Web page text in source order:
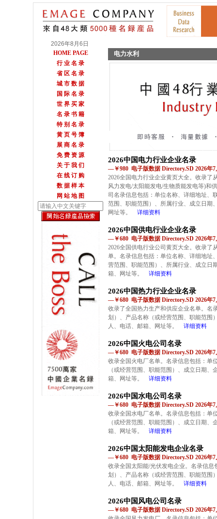
2026年8月6日
HOME PAGE
行 业 名 录
省 区 名 录
城 市 数 据
国 际 名 录
世 界 买 家
名 录 书 籍
特 别 名 录
黄 页 号 簿
展 商 名 录
免 费 资 源
关 于 我 们
在 线 订 购
数 据 样 本
网 站 地 图
电力水利
2026中国电力行业企业名录
—￥980 电子版数据 Directory.SD 2026年7
2026全国电力行业企业黄页大全。收录了
风力发电/太阳能发电/生物质能发电等)和
司名录信息包括：单位名称、详细地址、
范围、职能范围）、所属行业、成立日期
网址等。
详细资料
2026中国供电行业企业名录
—￥680 电子版数据 Directory.SD 2026年7
2026全国供电行业公司黄页大全。收录了
单。名录信息包括：单位名称、详细地址
营范围、职能范围）、所属行业、成立日
箱、网址等。
详细资料
2026中国热力行业企业名录
—￥680 电子版数据 Directory.SD 2026年7
收录了全国热力生产和供应企业名单。名
划）、产品名称（或经营范围、职能范围
人、电话、邮箱、网址等。
详细资料
2026中国火电公司名录
—￥680 电子版数据 Directory.SD 2026年7
收录全国火电厂名单。名录信息包括：单
（或经营范围、职能范围）、成立日期
箱、网址等。
详细资料
2026中国水电公司名录
—￥680 电子版数据 Directory.SD 2026年7
收录全国水电厂名单。名录信息包括：单
（或经营范围、职能范围）、成立日期
箱、网址等。
详细资料
2026中国太阳能发电企业名录
—￥680 电子版数据 Directory.SD 2026年7
收录全国太阳能/光伏发电企业。名录信
划）、产品名称（或经营范围、职能范围
人、电话、邮箱、网址等。
详细资料
2026中国风电公司名录
—￥680 电子版数据 Directory.SD 2026年7